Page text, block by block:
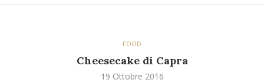
FOOD
Cheesecake di Capra
19 Ottobre 2016